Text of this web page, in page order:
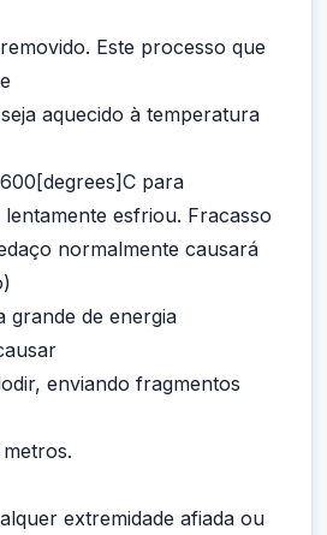
Este processo que
aquecido à temperatura
para
esfriou. Fracasso
normalmente causará
grande de energia
enviando fragmentos
extremidade afiada ou